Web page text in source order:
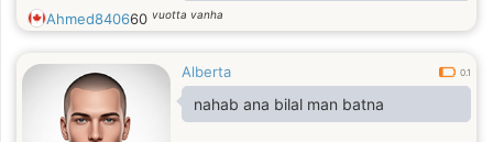
lendemain! L'espoir fait vivre anigh!
Ahmed840660 vuotta vanha
Alberta 0.1
nahab ana bilal man batna